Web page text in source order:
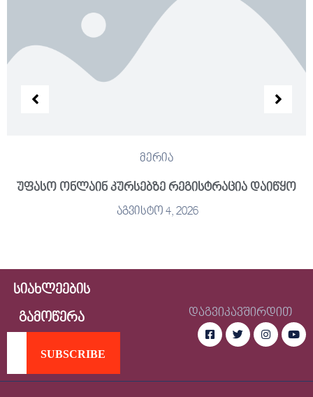
მერია
უფასო ონლაინ კურსებზე რეგისტრაცია დაიწყო
აგვისტო 4, 2026
სიახლეების
გამოწერა
დაგვიკავშირდით